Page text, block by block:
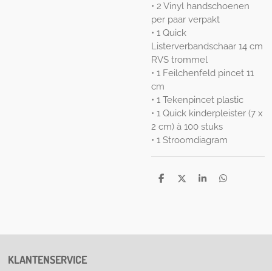
• 2 Vinyl handschoenen
per paar verpakt
• 1 Quick
Listerverbandschaar 14 cm
RVS trommel
• 1 Feilchenfeld pincet 11
cm
• 1 Tekenpincet plastic
• 1 Quick kinderpleister (7 x
2 cm) à 100 stuks
• 1 Stroomdiagram
D
D
S
D
KLANTENSERVICE